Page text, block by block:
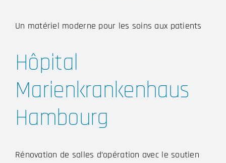
Un matériel moderne pour les soins aux patients
Hôpital
Marienkrankenhaus
Hambourg
Rénovation de salles d’opération avec le soutien